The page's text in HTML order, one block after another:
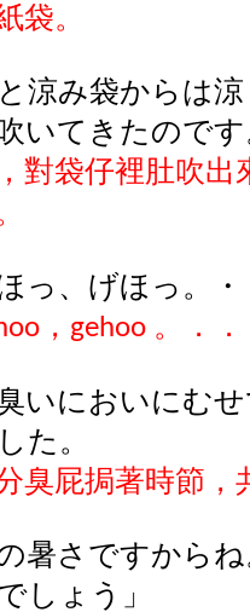
袋。
涼み袋からは
いてきたので
對袋仔裡肚吹出
ほっ、げほっ。
， gehoo 。．
いにおいにむ
た。
臭屁挶著時節，
の暑さですから
しょう」